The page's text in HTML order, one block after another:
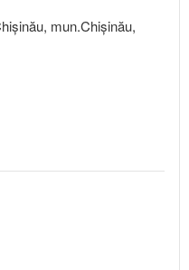
mun.Chişinău,